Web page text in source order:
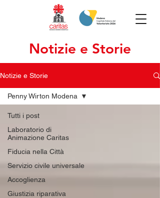
Notizie e Storie
Notizie e Storie
Tutti i post
Laboratorio di
Animazione Caritas
Fiducia nella Città
Servizio civile universale
Accoglienza
Giustizia riparativa
Penny Wirton Modena